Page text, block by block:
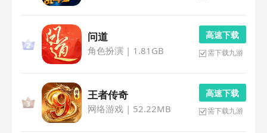
问道
角色扮演 | 1.81GB
高 速 下 载
需下载九游
王者传奇
网络游戏| 52.22MB
高 速 下 载
需下载九游